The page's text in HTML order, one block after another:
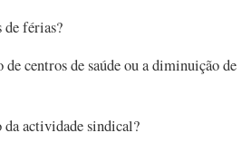
de férias?
centros de saúde ou a diminuição de
actividade sindical?